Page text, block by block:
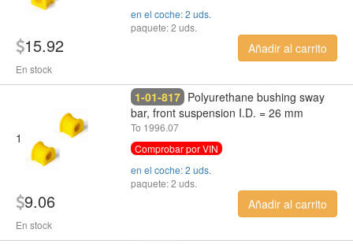
en el coche: 2 uds.
paquete: 2 uds.
15.92
En stock
Añadir al carrito
1
1-01-817 Polyurethane bushing sway
bar, front suspension I.D. = 26 mm
To 1996.07
Comprobar por VIN
en el coche: 2 uds.
paquete: 2 uds.
9.06
En stock
Añadir al carrito